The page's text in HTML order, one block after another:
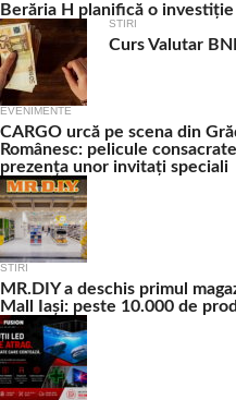
Berăria H planifică o
STIRI
Curs Valutar
EVENIMENTE
CARGO urcă pe scena din
Românesc: pelicule
prezența unor invitați speciali
STIRI
MR.DIY a deschis primul
Mall Iași: peste 10.000 de